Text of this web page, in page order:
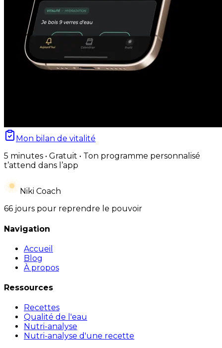
Mon bilan de vitalité
5 minutes • Gratuit • Ton programme personnalisé
t’attend dans l’app
Niki Coach
66 jours pour reprendre le pouvoir
Navigation
Accueil
Blog
À propos
Ressources
Recettes
Qualité de l'eau
Nutri-analyse
Nutri-analyse d'une recette